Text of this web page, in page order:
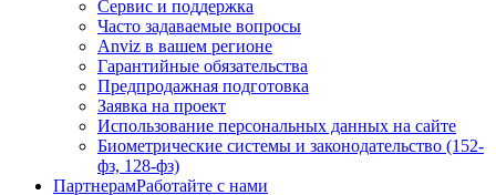
Сервис и поддержка
Часто задаваемые вопросы
Anviz в вашем регионе
Гарантийные обязательства
Предпродажная подготовка
Заявка на проект
Использование персональных данных на сайте
Биометрические системы и законодательство (152-
фз, 128-фз)
ПартнерамРаботайте с нами